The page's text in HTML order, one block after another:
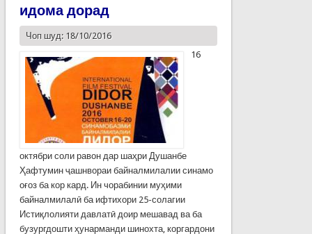
идома дорад
Чоп шуд: 18/10/2016
16
октябри соли равон дар шаҳри Душанбе
Ҳафтумин ҷашнвораи байналмилалии синамо
оғоз ба кор кард. Ин чорабинии муҳими
байналмилалӣ ба ифтихори 25-солагии
Истиқлолияти давлатӣ доир мешавад ва ба
бузургдошти ҳунарманди шинохта, коргардони